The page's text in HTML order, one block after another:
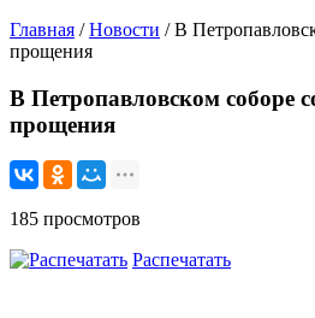
Главная /Новости / В
прощения
В Петропавловском соборе
прощения
185 просмотров
Распечатать